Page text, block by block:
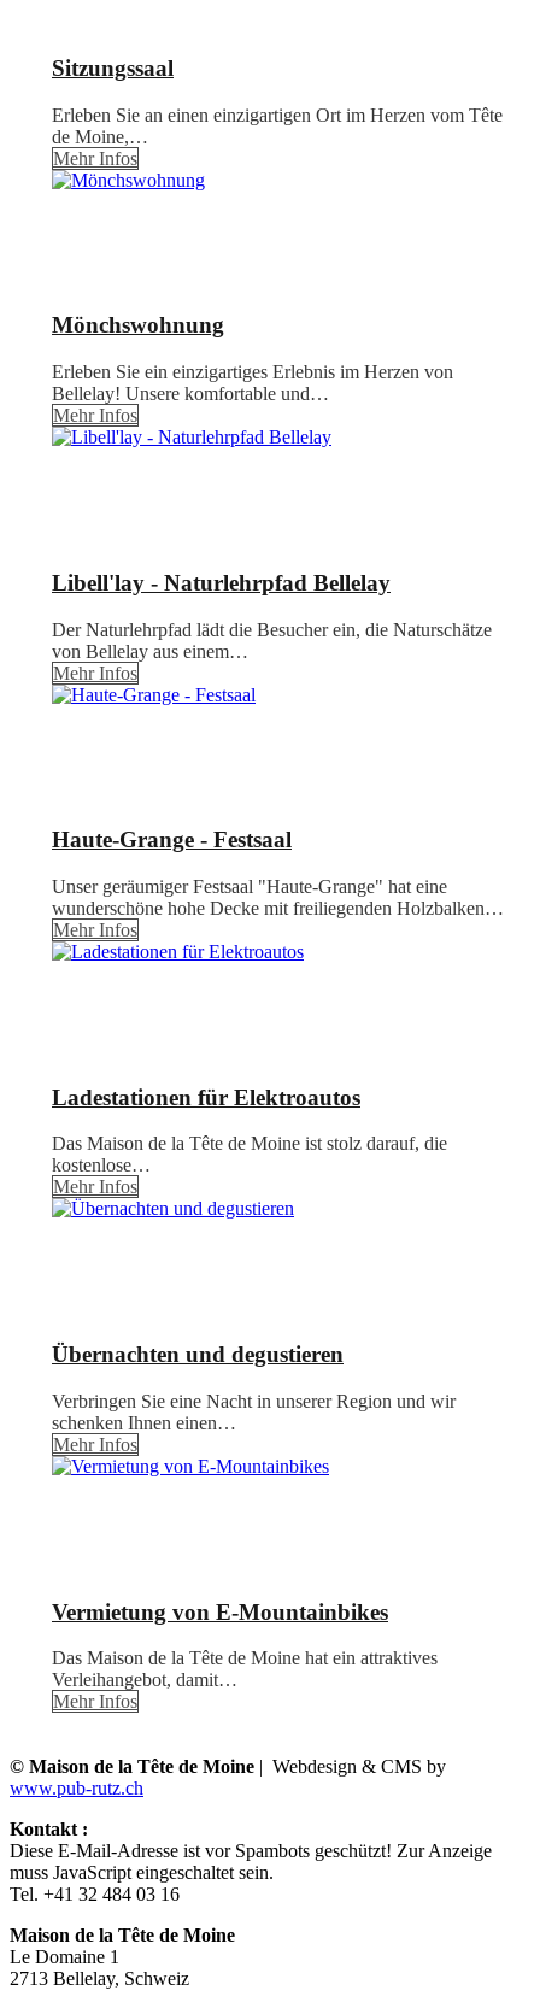
Sitzungssaal
Erleben Sie an einen einzigartigen Ort im Herzen vom Tête
de Moine,…
Mehr Infos
Mönchswohnung
Erleben Sie ein einzigartiges Erlebnis im Herzen von
Bellelay! Unsere komfortable und…
Mehr Infos
Libell'lay - Naturlehrpfad Bellelay
Der Naturlehrpfad lädt die Besucher ein, die Naturschätze
von Bellelay aus einem…
Mehr Infos
Haute-Grange - Festsaal
Unser geräumiger Festsaal "Haute-Grange" hat eine
wunderschöne hohe Decke mit freiliegenden Holzbalken…
Mehr Infos
Ladestationen für Elektroautos
Das Maison de la Tête de Moine ist stolz darauf, die
kostenlose…
Mehr Infos
Übernachten und degustieren
Verbringen Sie eine Nacht in unserer Region und wir
schenken Ihnen einen…
Mehr Infos
Vermietung von E-Mountainbikes
Das Maison de la Tête de Moine hat ein attraktives
Verleihangebot, damit…
Mehr Infos
© Maison de la Tête de Moine | Webdesign & CMS by
www.pub-rutz.ch
Kontakt :
Diese E-Mail-Adresse ist vor Spambots geschützt! Zur Anzeige
muss JavaScript eingeschaltet sein.
Tel. +41 32 484 03 16
Maison de la Tête de Moine
Le Domaine 1
2713 Bellelay, Schweiz